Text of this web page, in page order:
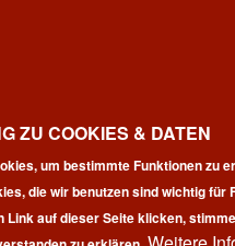
ZU COOKIES & DATEN
um bestimmte Funktionen zu
die wir benutzen sind wichtig
Link auf dieser Seite klicken,